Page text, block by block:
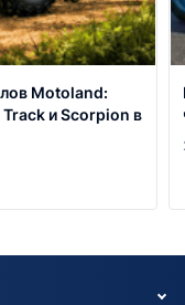
Motoland:
и Scorpion в